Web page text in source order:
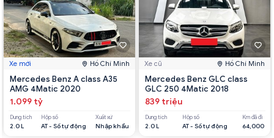
Xe mới Hồ Chí Minh
Mercedes Benz A class A35
AMG 4Matic 2020
1.099 tỷ
Dung tích
2.0 L
Hộp số
AT - Số tự động
Xuất xứ
Nhập khẩu
Xe cũ Hồ Chí Minh
Mercedes Benz GLC class
GLC 250 4Matic 2018
839 triệu
Dung tích
2.0 L
Hộp số
AT - Số tự động
Km đã đi
64,000